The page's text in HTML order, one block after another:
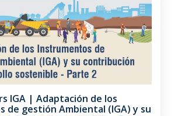
IGA | Adaptación de los
de gestión Ambiental (IGA) y su